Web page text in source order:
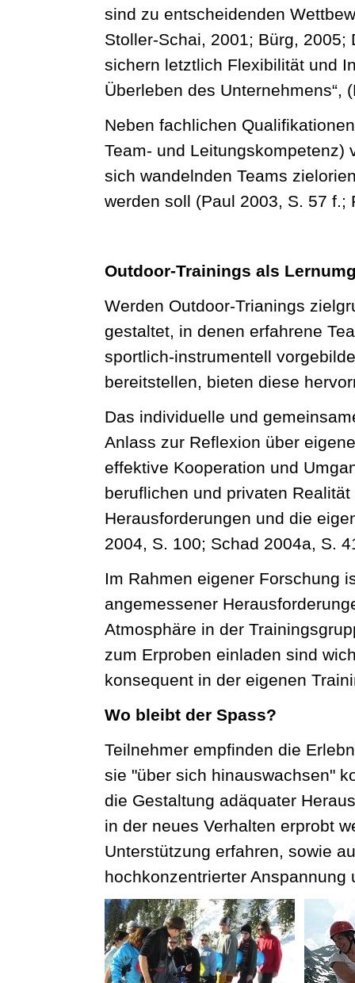
sind zu entscheidenden
Stoller-Schai, 2001; Bürg, 2005;
sichern letztlich Flexibilität und
Überleben des Unternehmens“,
Neben fachlichen
Team- und Leitungskompetenz)
sich wandelnden Teams
werden soll (Paul 2003, S. 57 f.;
Outdoor-Trainings als
Werden Outdoor-Trianings
gestaltet, in denen erfahrene
sportlich-instrumentell
bereitstellen, bieten diese
Das individuelle und
Anlass zur Reflexion über
effektive Kooperation und
beruflichen und privaten
Herausforderungen und die
2004, S. 100; Schad 2004a, S.
Im Rahmen eigener Forschung
angemessener
Atmosphäre in der
zum Erproben einladen sind
konsequent in der eigenen
Wo bleibt der Spass?
Teilnehmer empfinden die
sie "über sich hinauswachsen"
die Gestaltung adäquater
in der neues Verhalten erprobt
Unterstützung erfahren, sowie
hochkonzentrierter